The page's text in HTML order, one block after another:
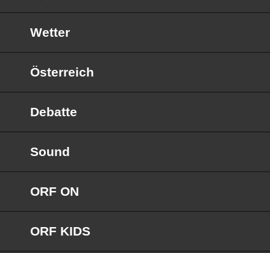
Wetter
Österreich
Debatte
Sound
ORF ON
ORF KIDS